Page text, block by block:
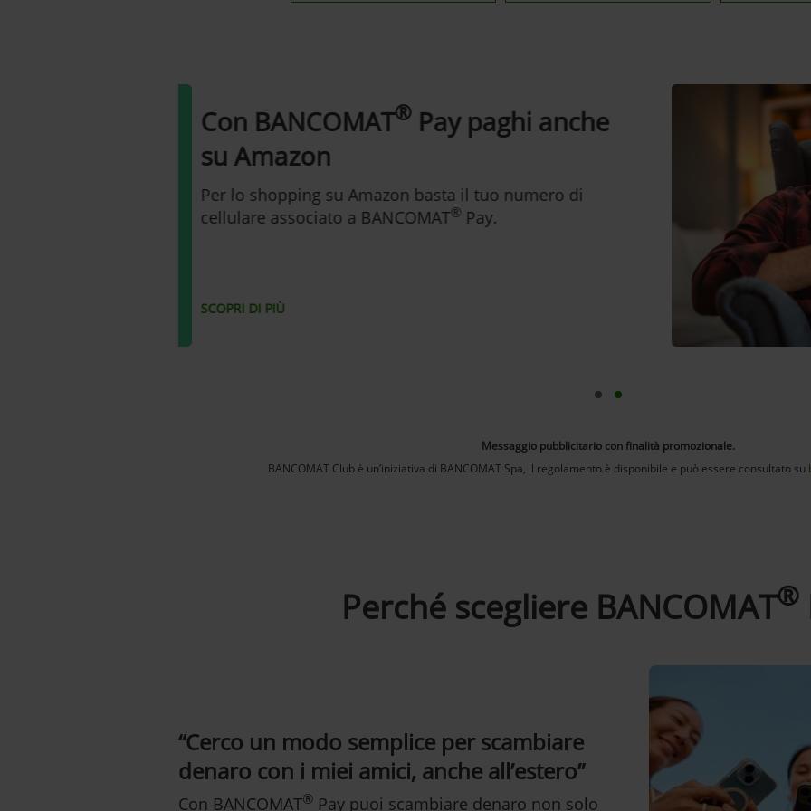
Con BANCOMAT®Pay paghi anche
su Amazon
Per lo shopping su Amazon basta il tuo numero di
cellulare associato a BANCOMAT®Pay.
SCOPRI DI PIÙ
Messaggio pubblicitario con finalità promozionale.
BANCOMAT Club è un’iniziativa di BANCOMAT Spa, il regolamento è disponibile e può essere consultato su
Perché scegliere BANCOMAT®
“Cerco un modo semplice per scambiare
denaro con i miei amici, anche all’estero”
Con BANCOMAT® Pay puoi scambiare denaro non solo